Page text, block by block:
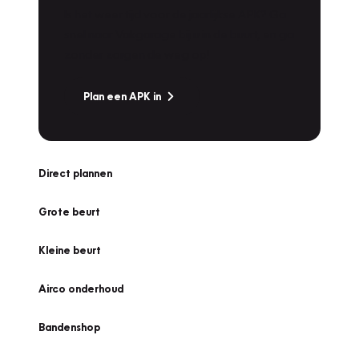
Plan een APK in
Direct plannen
Grote beurt
Kleine beurt
Airco onderhoud
Bandenshop